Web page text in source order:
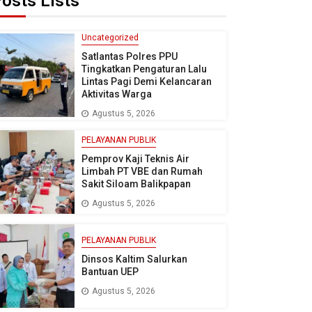
Uncategorized
Satlantas Polres PPU
Tingkatkan Pengaturan Lalu
Lintas Pagi Demi Kelancaran
Aktivitas Warga
Agustus 5, 2026
PELAYANAN PUBLIK
Pemprov Kaji Teknis Air
Limbah PT VBE dan Rumah
Sakit Siloam Balikpapan
Agustus 5, 2026
PELAYANAN PUBLIK
Dinsos Kaltim Salurkan
Bantuan UEP
Agustus 5, 2026